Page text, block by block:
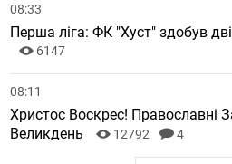
08:33
Перша ліга: ФК "Хуст" здобув
6147
08:11
Христос Воскрес! Православні
Великдень
12792 4